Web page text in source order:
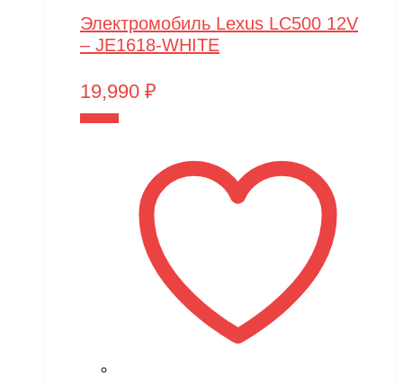
Электромобиль Lexus LC500 12V
– JE1618-WHITE
19,990 ₽